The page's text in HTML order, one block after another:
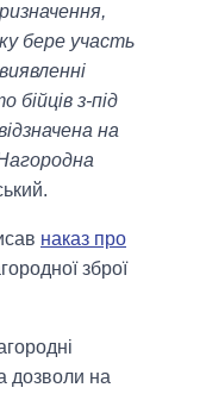
бере участь
бійців з-під
на
наказ про
зброї
дозволи на